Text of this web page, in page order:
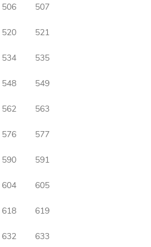
506 507
520 521
534 535
548 549
562 563
576 577
590 591
604 605
618 619
632 633